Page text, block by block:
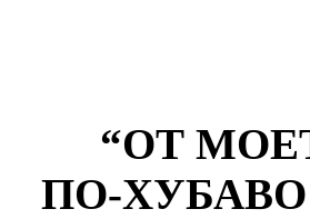
“ОТ
ПО-ХУБАВО